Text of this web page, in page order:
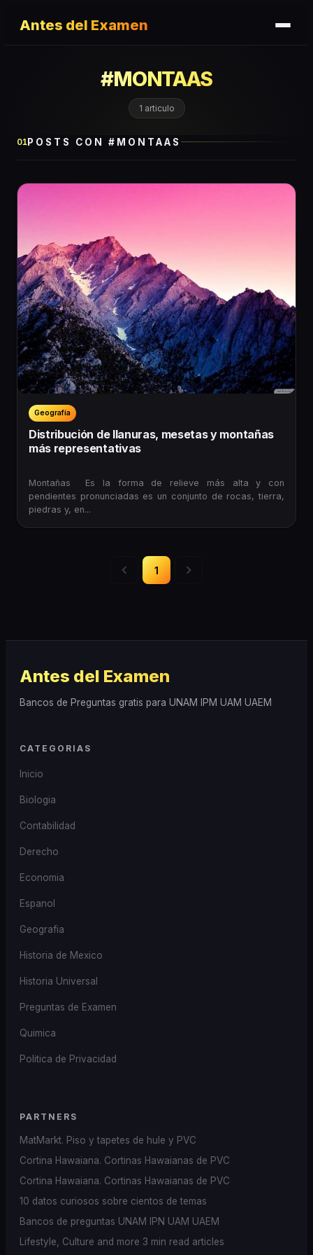
Antes del Examen
#MONTAAS
1 articulo
01POSTS CON # MONTAAS
Geografía
Distribución de llanuras, mesetas y montañas
más representativas
Montañas Es la forma de relieve más alta y con
pendientes pronunciadas es un conjunto de rocas, tierra,
piedras y, en...
1
Antes del Examen
Bancos de Preguntas gratis para UNAM IPM UAM UAEM
CATEGORIAS
Inicio
Biologia
Contabilidad
Derecho
Economia
Espanol
Geografia
Historia de Mexico
Historia Universal
Preguntas de Examen
Quimica
Politica de Privacidad
PARTNERS
MatMarkt. Piso y tapetes de hule y PVC
Cortina Hawaiana. Cortinas Hawaianas de PVC
Cortina Hawaiana. Cortinas Hawaianas de PVC
10 datos curiosos sobre cientos de temas
Bancos de preguntas UNAM IPN UAM UAEM
Lifestyle, Culture and more 3 min read articles